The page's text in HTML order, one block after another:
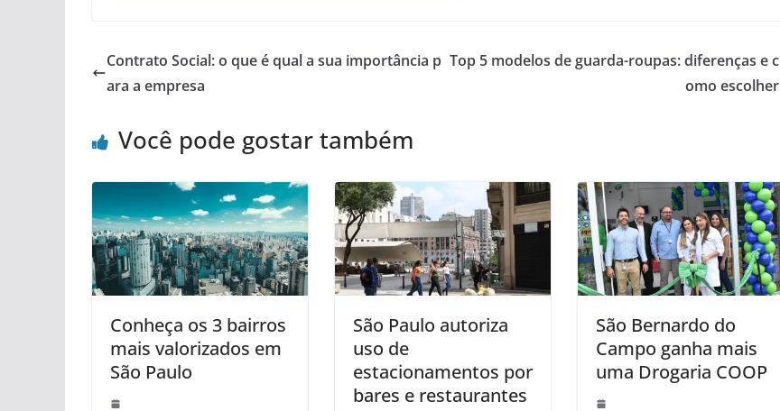
Contrato Social: o que é qual a sua importância p
ara a empresa
Top 5 modelos de guarda-roupas: diferenças e c
omo escolher
Você pode gostar também
Conheça os 3 bairros
mais valorizados em
São Paulo
São Paulo autoriza
uso de
estacionamentos por
bares e restaurantes
São Bernardo do
Campo ganha mais
uma Drogaria COOP